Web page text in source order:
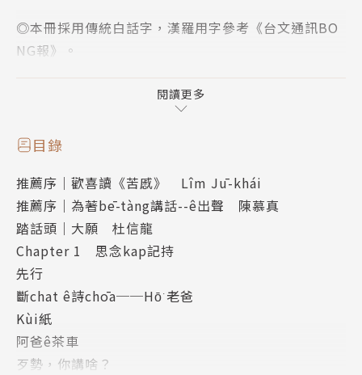
◎本冊採用傳統白話字，漢羅用字參考《台文通訊BO
NG報》。
ńg-khì chin-chiàⁿ ê lâng.──Lîm Jū-khái（台灣文
學系助理教授、台語詩人、歌仔冊作家）
《苦慼》有苦。總--是，文字ê khùi力帶來安慰，母語
詩是台灣苦thàng ê救贖。──陳慕真（國立成功大學
臺灣文學系助理教授）
作者簡介
閱讀更多
目錄
推薦序｜歡喜讀《苦慼》 Lîm Jū-khái
推薦序｜為著bē-tàng講話--ê出聲 陳慕真
踏話頭｜大願 杜信龍
Chapter 1 思念kap記持
先行
斷chat ê詩chōa──Hō͘ 老爸
Kùi紙
阿爸ê茶車
歹勢，你講啥？